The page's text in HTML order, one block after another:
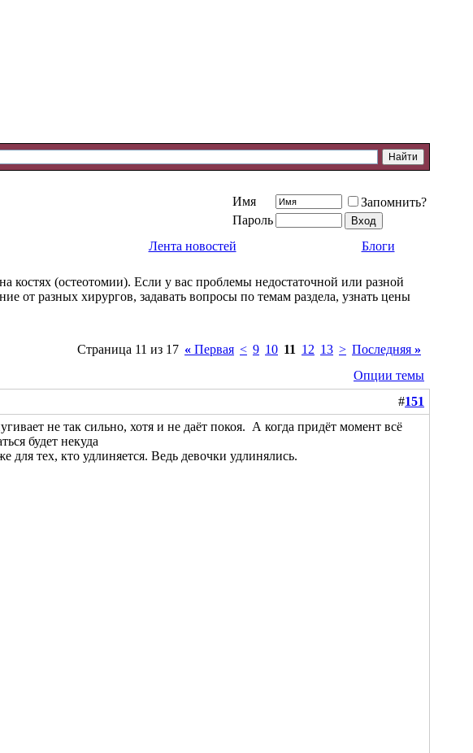
Имя
Запомнить?
Пароль
Лента новостей Блоги
(остеотомии). Если у вас проблемы недостаточной или разной
от разных хирургов, задавать вопросы по темам раздела, узнать цены
Страница 11 из 17 « Первая < 9 10 11 12 13 > Последняя »
Опции темы
#151
не так сильно, хотя и не даёт покоя. А когда придёт момент всё
будет некуда
для тех, кто удлиняется. Ведь девочки удлинялись.